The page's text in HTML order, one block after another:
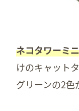
ネコタワーミニ
けのキャット
グリーンの2色